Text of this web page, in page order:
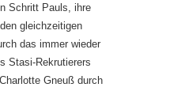
Schritt Pauls, ihre
gleichzeitigen
das immer wieder
Stasi-Rekrutierers
Gneuß durch